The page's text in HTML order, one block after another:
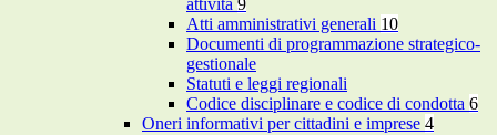
attività 9
Atti amministrativi generali 10
Documenti di programmazione strategico-
gestionale
Statuti e leggi regionali
Codice disciplinare e codice di condotta 6
Oneri informativi per cittadini e imprese 4